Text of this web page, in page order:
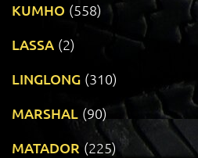
KUMHO (558)
LASSA (2)
LINGLONG (310)
MARSHAL (90)
MATADOR (225)